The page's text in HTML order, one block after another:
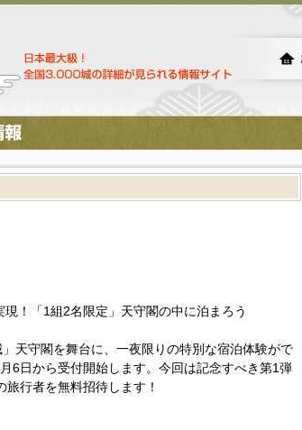
現！「1組2名限定」天守閣の中に泊まろう
天守閣を舞台に、一夜限りの特別な宿泊体験がで
6日から受付開始します。今回は記念すべき第1弾
行者を無料招待します！